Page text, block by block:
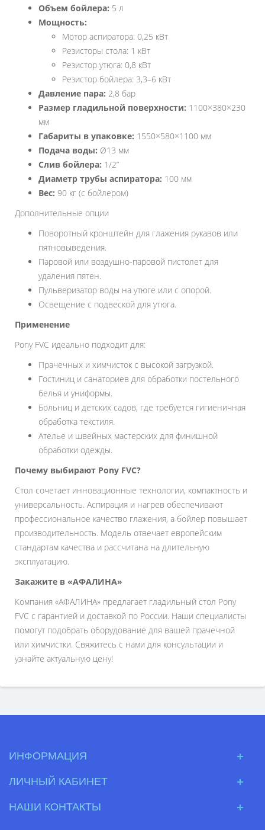
Объем бойлера: 5 л
Мощность:
Мотор аспиратора: 0,25 кВт
Резисторы стола: 1 кВт
Резистор утюга: 0,8 кВт
Резистор бойлера: 3,3–6 кВт
Давление пара: 2,8 бар
Размер гладильной поверхности: 1100×380×230
мм
Габариты в упаковке: 1550×580×1100 мм
Подача воды: Ø13 мм
Слив бойлера: 1/2”
Диаметр трубы аспиратора: 100 мм
Вес: 90 кг (с бойлером)
Дополнительные опции
Поворотный кронштейн для глажения рукавов или
пятновыведения.
Паровой или воздушно-паровой пистолет для
удаления пятен.
Пульверизатор воды на утюге или с опорой.
Освещение с подвеской для утюга.
Применение
Pony FVC идеально подходит для:
Прачечных и химчисток с высокой загрузкой.
Гостиниц и санаториев для обработки постельного
белья и униформы.
Больниц и детских садов, где требуется гигиеничная
обработка текстиля.
Ателье и швейных мастерских для финишной
обработки одежды.
Почему выбирают Pony FVC?
Стол сочетает инновационные технологии, компактность и
универсальность. Аспирация и нагрев обеспечивают
профессиональное качество глажения, а бойлер повышает
производительность. Модель отвечает европейским
стандартам качества и рассчитана на длительную
эксплуатацию.
Закажите в «АФАЛИНА»
Компания «АФАЛИНА» предлагает гладильный стол Pony
FVC с гарантией и доставкой по России. Наши специалисты
помогут подобрать оборудование для вашей прачечной
или химчистки. Свяжитесь с нами для консультации и
узнайте актуальную цену!
ИНФОРМАЦИЯ
ЛИЧНЫЙ КАБИНЕТ
НАШИ КОНТАКТЫ